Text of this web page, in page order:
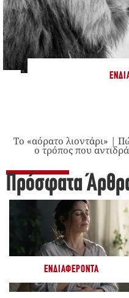
Το «αόρατο λιοντάρι» |
ο τρόπος που
Πρόσφατα
ΕΝΔΙΑΦΈΡΟΝΤΑ